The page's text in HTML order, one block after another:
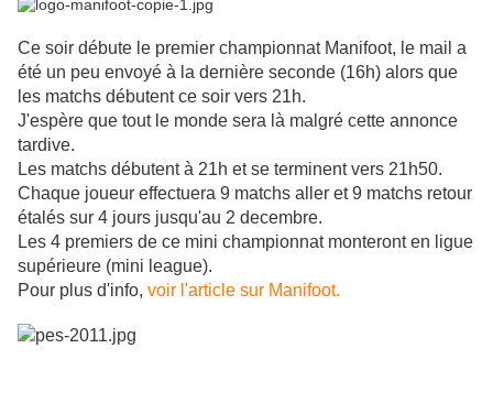
Ce soir débute le premier championnat Manifoot, le mail a
été un peu envoyé à la dernière seconde (16h) alors que
les matchs débutent ce soir vers 21h.
J'espère que tout le monde sera là malgré cette annonce
tardive.
Les matchs débutent à 21h et se terminent vers 21h50.
Chaque joueur effectuera 9 matchs aller et 9 matchs retour
étalés sur 4 jours jusqu'au 2 decembre.
Les 4 premiers de ce mini championnat monteront en ligue
supérieure (mini league).
Pour plus d'info, voir l'article sur Manifoot.